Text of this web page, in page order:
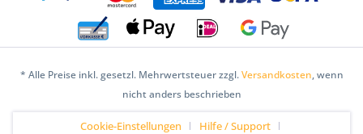
* Alle Preise inkl. gesetzl. Mehrwertsteuer zzgl.Versandkosten, wenn
nicht anders beschrieben
Cookie-Einstellungen
Hilfe / Support